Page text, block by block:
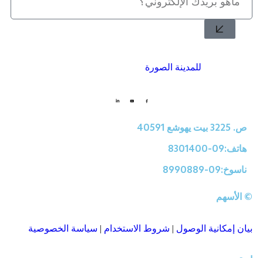
للمدينة الصورة
ص. 3225 بيت يهوشع 40591
هاتف:09-8301400
ناسوخ:09-8990889
© الأسهم
بيان إمكانية الوصول | شروط الاستخدام| سياسة الخصوصية